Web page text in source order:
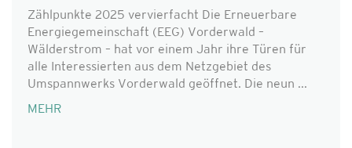
Zählpunkte 2025 vervierfacht Die Erneuerbare
Energiegemeinschaft (EEG) Vorderwald –
Wälderstrom – hat vor einem Jahr ihre Türen für
alle Interessierten aus dem Netzgebiet des
Umspannwerks Vorderwald geöffnet. Die neun ...
MEHR